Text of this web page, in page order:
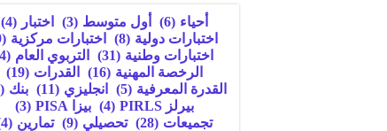
أحياء (6) أول متوسط (3) اختبار
(4)
اختبارات دولية (8) اختبارات مركزية (9)
اختبارات وطنية (31) التربوي العام (4)
الرخصة المهنية (16) القدرات (19)
القدرة المعرفية (5) انجليزي (11) بنك (10)
بيرلز PIRLS
(4) بيزا PISA
(3)
تجميعات (28) تحصيلي (9) تمارين (4)